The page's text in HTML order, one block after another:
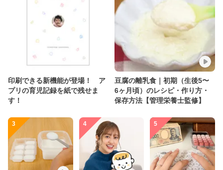
印刷できる新機能が登場！ ア
プリの育児記録を紙で残せま
す！
豆腐の離乳食｜初期（生後5〜
6ヶ月頃）のレシピ・作り方・
保存方法【管理栄養士監修】
3 4 5